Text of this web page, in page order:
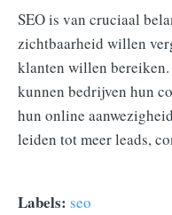
SEO is van cruciaal
zichtbaarheid willen
klanten willen
kunnen bedrijven hun
hun online
leiden tot meer leads,
Labels: seo